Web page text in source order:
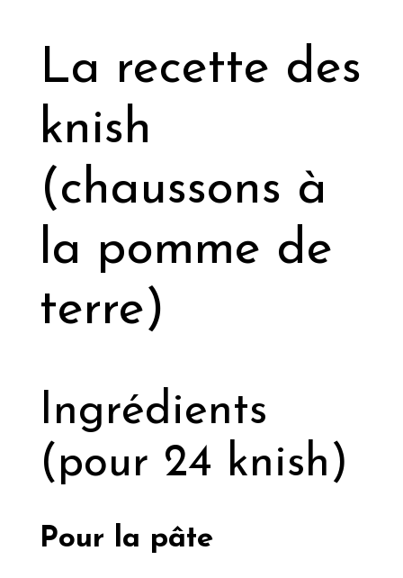
La recette des
knish
(chaussons à
la pomme de
terre)
Ingrédients
(pour 24 knish)
Pour la pâte